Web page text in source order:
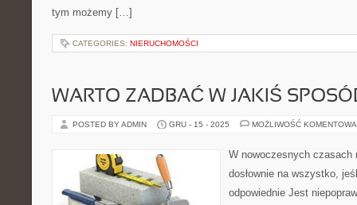
tym możemy […]
CATEGORIES: NIERUCHOMOŚCI
WARTO ZADBAĆ W JAKIŚ
POSTED BY ADMIN GRU - 15 - 2025 MOŻLIWOŚĆ
W nowoczesnych czasach
dosłownie na wszystko,
odpowiednie Jest